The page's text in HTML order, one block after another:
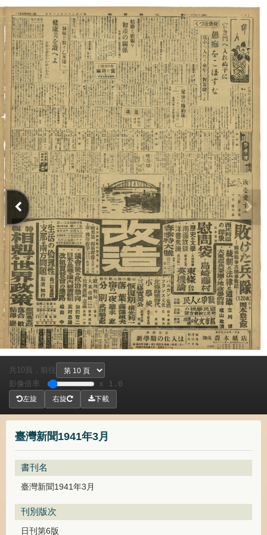
臺灣新聞1941年3月
書刊名
臺灣新聞1941年3月
刊別版次
日刊第6版
共 10頁，
前往
影像倍率
x 1.0
左旋 右旋 下載